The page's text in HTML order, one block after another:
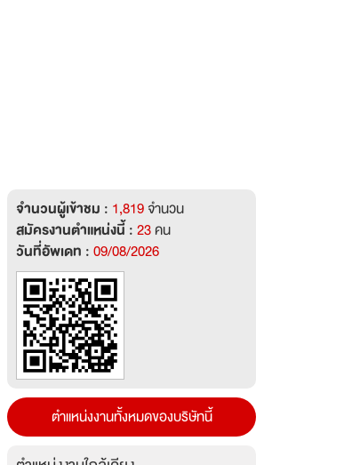
จำนวนผู้เข้าชม : 1,819จำนวน
สมัครงานตำแหน่งนี้ :23คน
วันที่อัพเดท :09/08/2026
ตำแหน่งงานทั้งหมดของบริษัทนี้